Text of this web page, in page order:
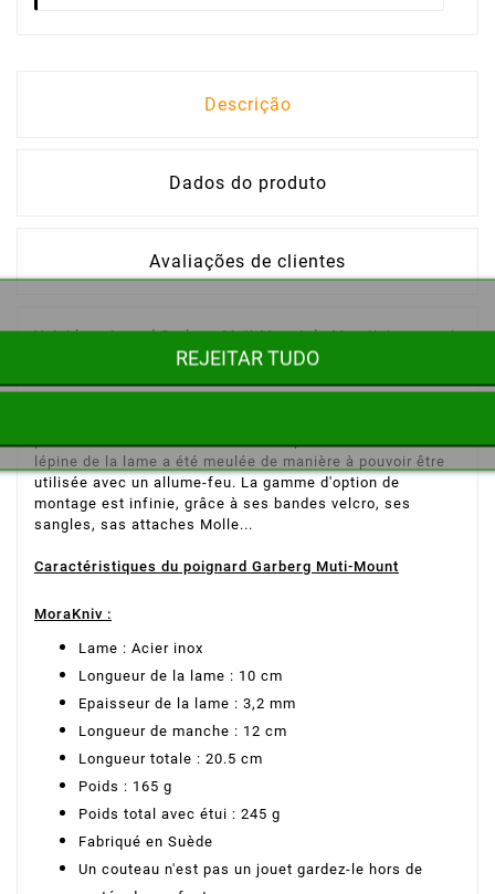
Descrição
Dados do produto
Avaliações de clientes
Voici le poignard Garberg Muti-Mount de MoraKniv, un vrai
couteau de survie et bushcraft comme sait les faire la
lépine de la lame a été meulée de manière à pouvoir être
utilisée avec un allume-feu. La gamme d'option de
montage est infinie, grâce à ses bandes velcro, ses
sangles, sas attaches Molle...
Caractéristiques du poignard Garberg Muti-Mount
MoraKniv :
Lame : Acier inox
Longueur de la lame : 10 cm
Epaisseur de la lame : 3,2 mm
Longueur de manche : 12 cm
Longueur totale : 20.5 cm
Poids : 165 g
Poids total avec étui : 245 g
Fabriqué en Suède
Un couteau n'est pas un jouet gardez-le hors de
REJEITAR TUDO